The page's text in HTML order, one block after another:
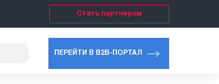
Стать партнером
ПЕРЕЙТИ В B2B-ПОРТАЛ